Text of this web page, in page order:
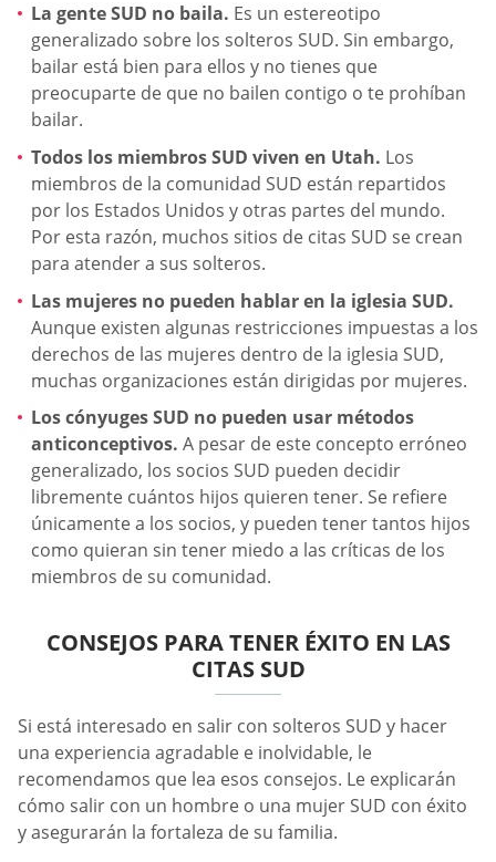
La gente SUD no baila. Es un estereotipo
generalizado sobre los solteros SUD. Sin embargo,
bailar está bien para ellos y no tienes que
preocuparte de que no bailen contigo o te prohíban
bailar.
Todos los miembros SUD viven en Utah. Los
miembros de la comunidad SUD están repartidos
por los Estados Unidos y otras partes del mundo.
Por esta razón, muchos sitios de citas SUD se crean
para atender a sus solteros.
Las mujeres no pueden hablar en la iglesia SUD.
Aunque existen algunas restricciones impuestas a los
derechos de las mujeres dentro de la iglesia SUD,
muchas organizaciones están dirigidas por mujeres.
Los cónyuges SUD no pueden usar métodos
anticonceptivos. A pesar de este concepto erróneo
generalizado, los socios SUD pueden decidir
libremente cuántos hijos quieren tener. Se refiere
únicamente a los socios, y pueden tener tantos hijos
como quieran sin tener miedo a las críticas de los
miembros de su comunidad.
CONSEJOS PARA TENER ÉXITO EN LAS
CITAS SUD
Si está interesado en salir con solteros SUD y hacer
una experiencia agradable e inolvidable, le
recomendamos que lea esos consejos. Le explicarán
cómo salir con un hombre o una mujer SUD con éxito
y asegurarán la fortaleza de su familia.